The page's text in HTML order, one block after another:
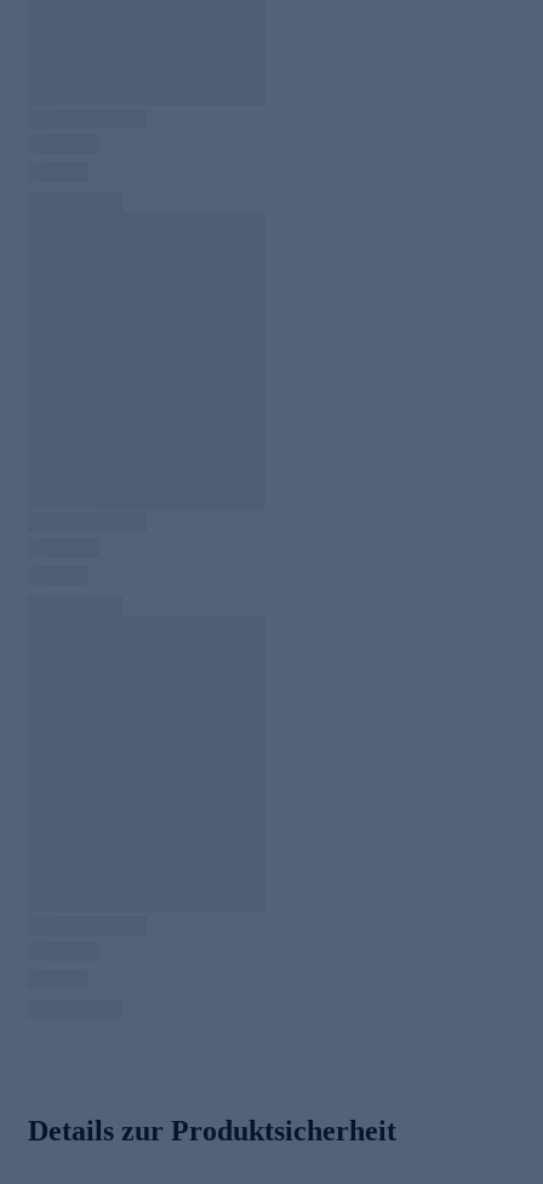
Details zur Produktsicherheit